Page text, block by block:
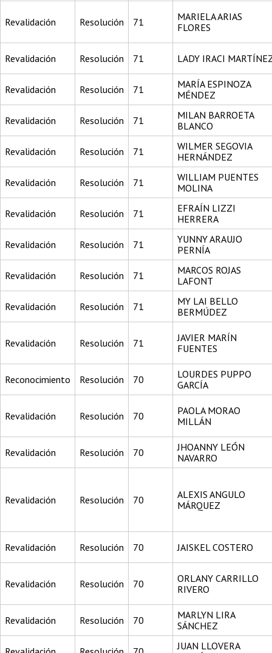
Revalidación Resolución 71
MARIELA ARIAS
FLORES
Revalidación Resolución 71 LADY IRACI
Revalidación Resolución 71
MARÍA ESPINOZA
MÉNDEZ
Revalidación Resolución 71
MILAN BARROETA
BLANCO
Revalidación Resolución 71
WILMER SEGOVIA
HERNÁNDEZ
Revalidación Resolución 71
WILLIAM PUENTES
MOLINA
Revalidación Resolución 71
EFRAÍN LIZZI
HERRERA
Revalidación Resolución 71
YUNNY ARAUJO
PERNÍA
Revalidación Resolución 71
MARCOS ROJAS
LAFONT
Revalidación Resolución 71
MY LAI BELLO
BERMÚDEZ
Revalidación Resolución 71
JAVIER MARÍN
FUENTES
Reconocimiento Resolución 70
LOURDES PUPPO
GARCÍA
Revalidación Resolución 70
PAOLA MORAO
MILLÁN
Revalidación Resolución 70
JHOANNY LEÓN
NAVARRO
Revalidación Resolución 70
ALEXIS ANGULO
MÁRQUEZ
Revalidación Resolución 70 JAISKEL COSTERO
Revalidación Resolución 70
ORLANY CARRILLO
RIVERO
Revalidación Resolución 70
MARLYN LIRA
SÁNCHEZ
JUAN LLOVERA